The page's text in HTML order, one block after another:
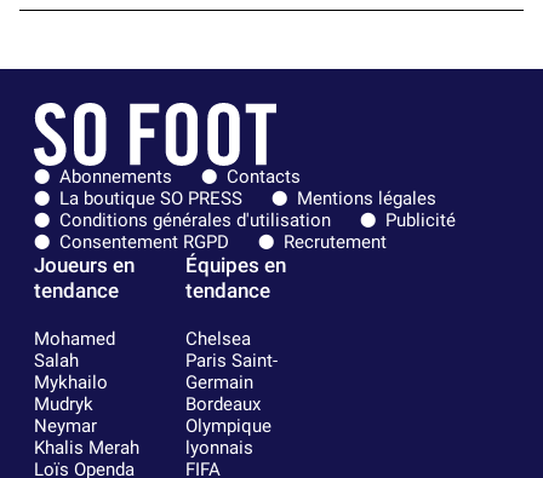
Abonnements
Contacts
La boutique SO PRESS
Mentions légales
Conditions générales d'utilisation
Publicité
Consentement RGPD
Recrutement
Joueurs en
tendance
Mohamed
Salah
Mykhailo
Mudryk
Neymar
Khalis Merah
Loïs Openda
Équipes en
tendance
Chelsea
Paris Saint-
Germain
Bordeaux
Olympique
lyonnais
FIFA